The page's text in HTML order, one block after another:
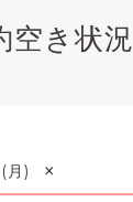
空き状況
) ×